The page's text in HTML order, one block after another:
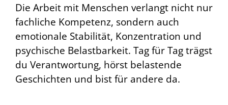
Die Arbeit mit Menschen verlangt nicht nur
fachliche Kompetenz, sondern auch
emotionale Stabilität, Konzentration und
psychische Belastbarkeit. Tag für Tag trägst
du Verantwortung, hörst belastende
Geschichten und bist für andere da.